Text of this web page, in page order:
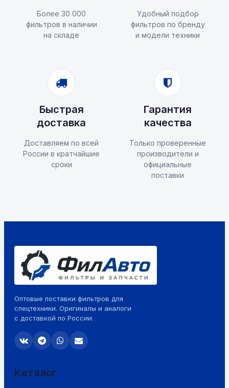
Более 30 000
фильтров в наличии
на складе
Удобный подбор
фильтров по бренду
и модели техники
Быстрая
доставка
Доставляем по всей
России в кратчайшие
сроки
Гарантия
качества
Только проверенные
производители и
официальные
поставки
Оптовые поставки фильтров для
спецтехники. Оригиналы и аналоги
с доставкой по России.
Каталог